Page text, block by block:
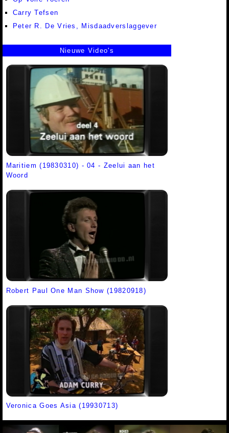
Carry Tefsen
Peter R. De Vries, Misdaadverslaggever
Nieuwe Video's
Maritiem (19830310) - 04 - Zeelui aan het
Woord
Robert Paul One Man Show (19820918)
Veronica Goes Asia (19930713)